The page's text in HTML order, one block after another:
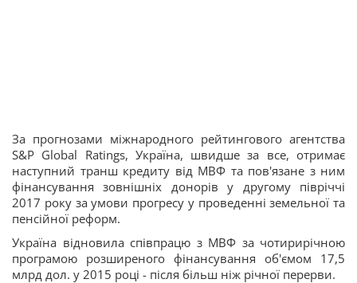
За прогнозами міжнародного рейтингового агентства
S&P Global Ratings, Україна, швидше за все, отримає
наступний транш кредиту від МВФ та пов'язане з ним
фінансування зовнішніх донорів у другому півріччі
2017 року за умови прогресу у проведенні земельної та
пенсійної реформ.
Україна відновила співпрацю з МВФ за чотирирічною
програмою розширеного фінансування об'ємом 17,5
млрд дол. у 2015 році - після більш ніж річної перерви.